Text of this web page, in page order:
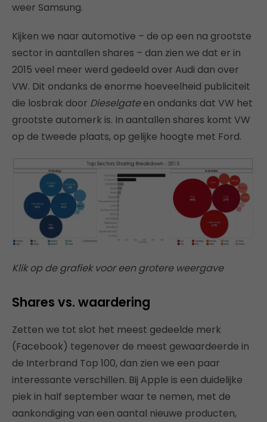
weer Samsung.
Kijken we naar automotive – de op een na grootste
sector in aantallen shares – dan zien we dat er in
2015 veel meer werd gedeeld over Audi dan over
VW. Dit ondanks de enorme hoeveelheid publiciteit
die losbrak door Dieselgateen ondanks dat VW het
grootste automerk is. In aantallen shares komt VW
op de tweede plaats, op gelijke hoogte met Ford.
Klik op de grafiek voor een grotere weergave
Shares vs. waardering
Zetten we tot slot het meest gedeelde merk
(Facebook) tegenover de meest gewaardeerde in
de Interbrand Top 100, dan zien we een paar
interessante verschillen. Bij Apple is een duidelijke
piek in half september waar te nemen, met de
aankondiging van een aantal nieuwe producten,